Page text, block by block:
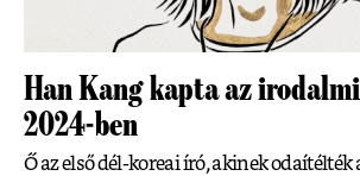
Han Kang kapta az
2024-ben
Ő az első dél-koreai író, akinek odaítélték